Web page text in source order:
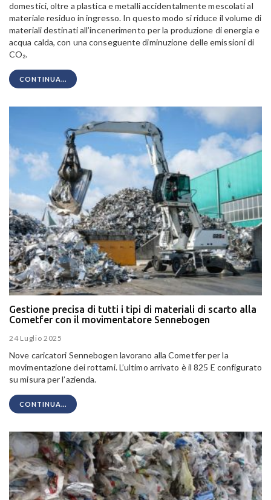
domestici, oltre a plastica e metalli accidentalmente mescolati al
materiale residuo in ingresso. In questo modo si riduce il volume di
materiali destinati all’incenerimento per la produzione di energia e
acqua calda, con una conseguente diminuzione delle emissioni di
CO₂.
CONTINUA...
Gestione precisa di tutti i tipi di materiali di scarto alla
Cometfer con il movimentatore Sennebogen
24 Luglio 2025
Nove caricatori Sennebogen lavorano alla Cometfer per la
movimentazione dei rottami. L’ultimo arrivato è il 825 E configurato
su misura per l’azienda.
CONTINUA...